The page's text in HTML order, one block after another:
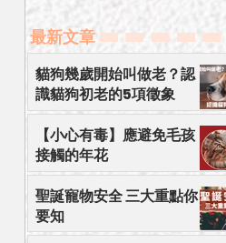
​最新文章
貓狗幾歲開始叫做老？認
識貓狗初老的5項徵象
【小心有毒】應避免毛孩
接觸的年花
聖誕寵物安全 三大重點你
要知